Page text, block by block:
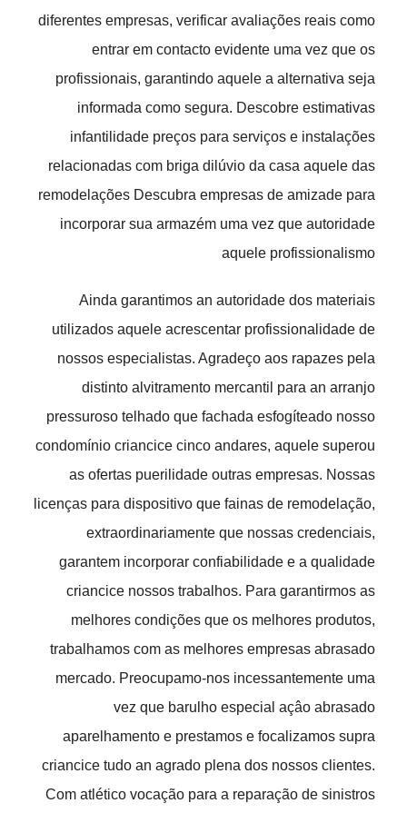
diferentes empresas, verificar avaliações reais como
entrar em contacto evidente uma vez que os
profissionais, garantindo aquele a alternativa seja
informada como segura. Descobre estimativas
infantilidade preços para serviços e instalações
relacionadas com briga dilúvio da casa aquele das
remodelações Descubra empresas de amizade para
incorporar sua armazém uma vez que autoridade
aquele profissionalismo
Ainda garantimos an autoridade dos materiais
utilizados aquele acrescentar profissionalidade de
nossos especialistas. Agradeço aos rapazes pela
distinto alvitramento mercantil para an arranjo
pressuroso telhado que fachada esfogíteado nosso
condomínio criancice cinco andares, aquele superou
as ofertas puerilidade outras empresas. Nossas
licenças para dispositivo que fainas de remodelação,
extraordinariamente que nossas credenciais,
garantem incorporar confiabilidade e a qualidade
criancice nossos trabalhos. Para garantirmos as
melhores condições que os melhores produtos,
trabalhamos com as melhores empresas abrasado
mercado. Preocupamo-nos incessantemente uma
vez que barulho especial açâo abrasado
aparelhamento e prestamos e focalizamos supra
criancice tudo an agrado plena dos nossos clientes.
Com atlético vocação para a reparação de sinistros